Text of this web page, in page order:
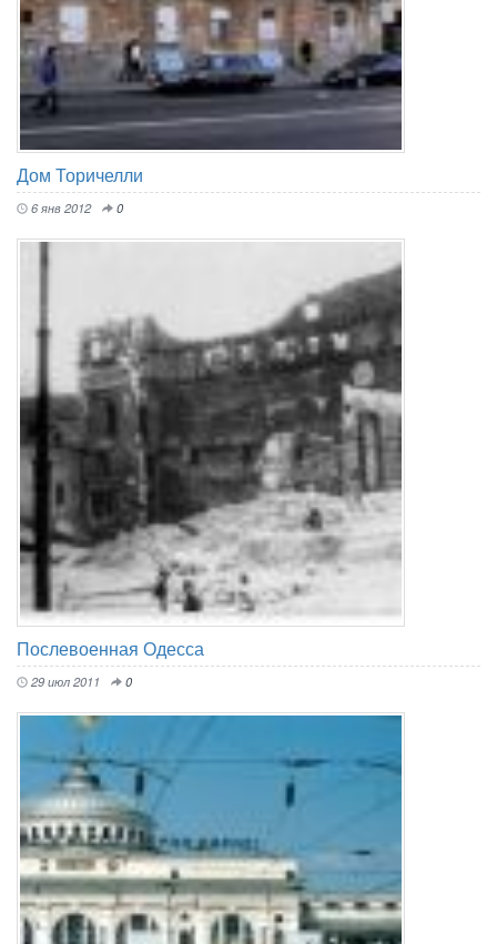
Дом Торичелли
6 янв 2012 0
Послевоенная Одесса
29 июл 2011 0